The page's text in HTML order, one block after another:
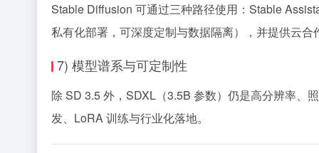
Stable Diffusion 可通过三种路径使用：Stable
私有化部署，可深度定制与数据隔离），并提供云
7) 模型谱系与可定制性
除 SD 3.5 外，SDXL（3.5B 参数）仍是高分辨率、
发、LoRA 训练与行业化落地。